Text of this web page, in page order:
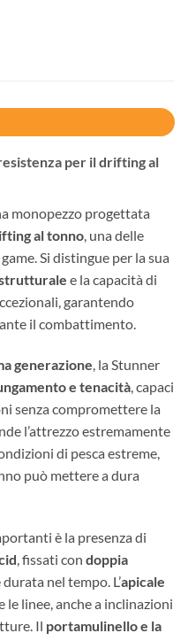
per il drifting al
monopezzo progettata
al tonno , una delle
Si distingue per la sua
e la capacità di
garantendo
il combattimento.
generazione , la Stunner
e tenacità , capaci
senza compromettere la
l’attrezzo estremamente
di pesca estreme,
può mettere a dura
è la presenza di
, fissati con doppia
nel tempo. L’apicale
le linee, anche a inclinazioni
Il portamulinello e la